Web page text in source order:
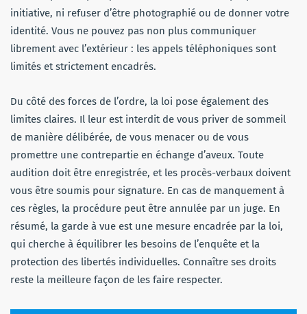
initiative, ni refuser d’être photographié ou de donner votre
identité. Vous ne pouvez pas non plus communiquer
librement avec l’extérieur : les appels téléphoniques sont
limités et strictement encadrés.
Du côté des forces de l’ordre, la loi pose également des
limites claires. Il leur est interdit de vous priver de sommeil
de manière délibérée, de vous menacer ou de vous
promettre une contrepartie en échange d’aveux. Toute
audition doit être enregistrée, et les procès-verbaux doivent
vous être soumis pour signature. En cas de manquement à
ces règles, la procédure peut être annulée par un juge. En
résumé, la garde à vue est une mesure encadrée par la loi,
qui cherche à équilibrer les besoins de l’enquête et la
protection des libertés individuelles. Connaître ses droits
reste la meilleure façon de les faire respecter.